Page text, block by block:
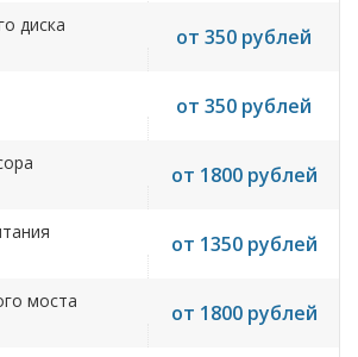
диска от 350 рублей
от 350 рублей
от 1800 рублей
от 1350 рублей
моста от 1800 рублей